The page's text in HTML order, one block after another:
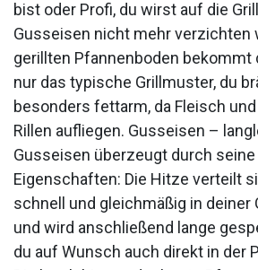
bist oder Profi, du wirst auf die
Gusseisen nicht mehr verzichten
gerillten Pfannenboden bekommt
nur das typische Grillmuster, du
besonders fettarm, da Fleisch
Rillen aufliegen. Gusseisen –
Gusseisen überzeugt durch
Eigenschaften: Die Hitze verteilt
schnell und gleichmäßig in deiner
und wird anschließend lange
du auf Wunsch auch direkt in der